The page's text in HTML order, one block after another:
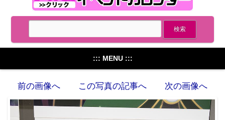
::: MENU :::
前の画像へ この写真の記事へ 次の画像へ